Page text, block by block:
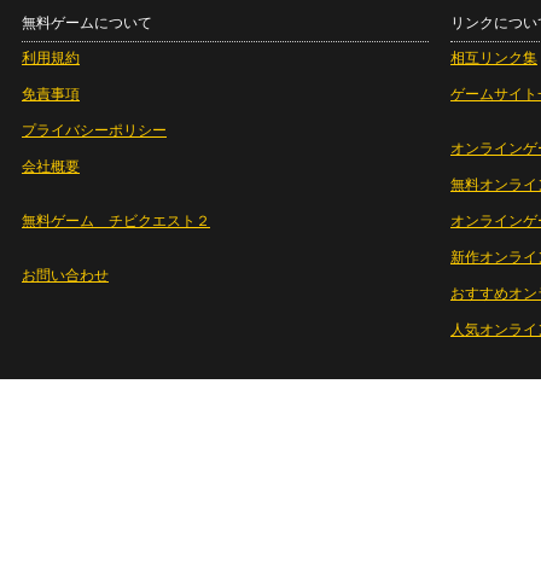
無料ゲームについて
利用規約
免責事項
プライバシーポリシー
会社概要
無料ゲーム チビクエスト２
お問い合わせ
リンクについ
相互リンク集
ゲームサイト
オンラインゲ
無料オンライ
オンライン
新作オンライ
おすすめオ
人気オンラ